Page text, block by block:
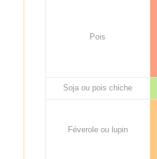
Pois
Soja ou pois chiche
Féverole ou lupin